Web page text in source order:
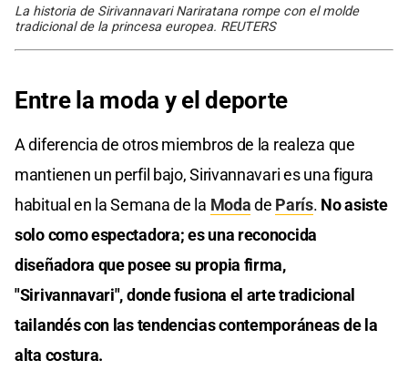
La historia de Sirivannavari Nariratana rompe con el molde
tradicional de la princesa europea. REUTERS
Entre la moda y el deporte
A diferencia de otros miembros de la realeza que
mantienen un perfil bajo, Sirivannavari es una figura
habitual en la Semana de la Modade París. No asiste
solo como espectadora; es una reconocida
diseñadora que posee su propia firma,
"Sirivannavari", donde fusiona el arte tradicional
tailandés con las tendencias contemporáneas de la
alta costura.